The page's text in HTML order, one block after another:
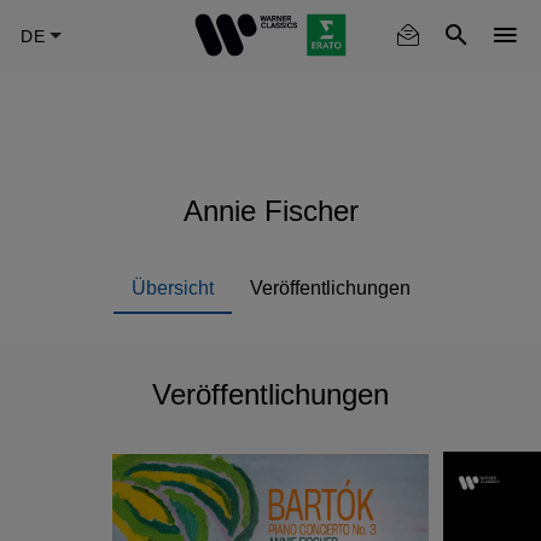
Annie Fischer
Übersicht Veröffentlichungen
Veröffentlichungen